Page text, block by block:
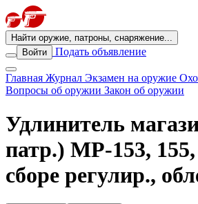
Найти оружие, патроны, снаряжение...
Войти
Подать объявление
Главная Журнал Экзамен на оружие
Вопросы об оружии Закон об оружии
Удлинитель
патр.) МР-153, 155,
сборе регулир.,